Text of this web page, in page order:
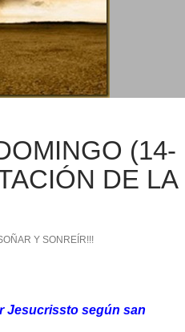
(14-
DE LA
Y SONREÍR!!!
Jesucrissto según san